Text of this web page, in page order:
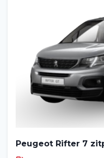
Peugeot Rifter 7